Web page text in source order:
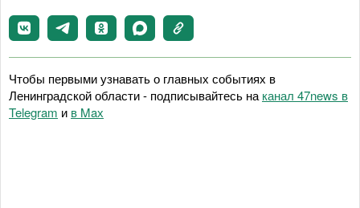
Чтобы первыми узнавать о главных событиях в
Ленинградской области - подписывайтесь на канал 47news в
Telegram и в Maх